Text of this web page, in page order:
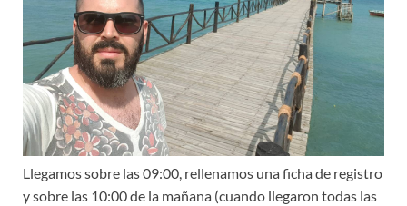
Llegamos sobre las 09:00, rellenamos una ficha de registro
y sobre las 10:00 de la mañana (cuando llegaron todas las